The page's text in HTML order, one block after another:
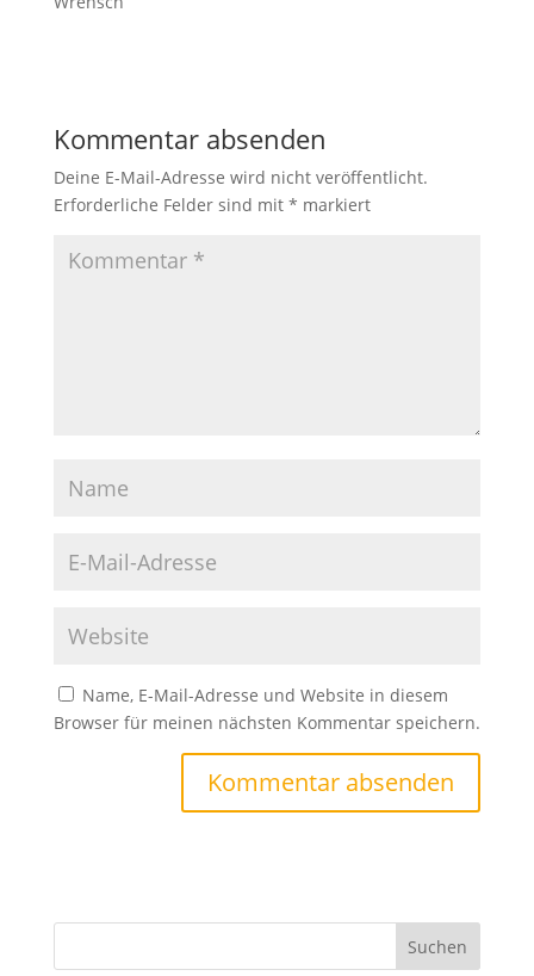
Kommentar absenden
Deine E-Mail-Adresse wird nicht veröffentlicht.
Erforderliche Felder sind mit * markiert
Name, E-Mail-Adresse und Website in diesem
Browser für meinen nächsten Kommentar speichern.